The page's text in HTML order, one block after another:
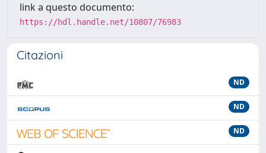
link a questo documento:
https://hdl.handle.net/10807/76983
Citazioni
ND
ND
ND